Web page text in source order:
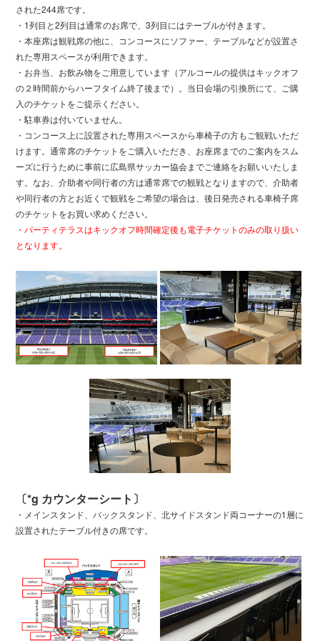
された244席です。
・1列目と2列目は通常のお席で、3列目にはテーブルが付きます。
・本座席は観戦席の他に、コンコースにソファー、テーブルなどが設置さ
れた専用スペースが利用できます。
・お弁当、お飲み物をご用意しています（アルコールの提供はキックオフ
の２時間前からハーフタイム終了後まで）。当日会場の引換所にて、ご購
入のチケットをご提示ください。
・駐車券は付いていません。
・コンコース上に設置された専用スペースから車椅子の方もご観戦いただ
けます。通常席のチケットをご購入いただき、お座席までのご案内をスム
ーズに行うために事前に広島県サッカー協会までご連絡をお願いいたしま
す。なお、介助者や同行者の方は通常席での観戦となりますので、介助者
や同行者の方とお近くで観戦をご希望の場合は、後日発売される車椅子席
のチケットをお買い求めください。
・パーティテラスはキックオフ時間確定後も電子チケットのみの取り扱い
となります。
〔*g カウンターシート〕
・メインスタンド、バックスタンド、北サイドスタンド両コーナーの1層に
設置されたテーブル付きの席です。